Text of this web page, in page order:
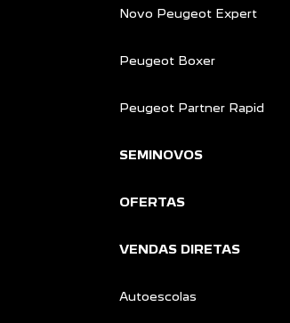
Novo Peugeot Expert
Peugeot Boxer
Peugeot Partner Rapid
SEMINOVOS
OFERTAS
VENDAS DIRETAS
Autoescolas